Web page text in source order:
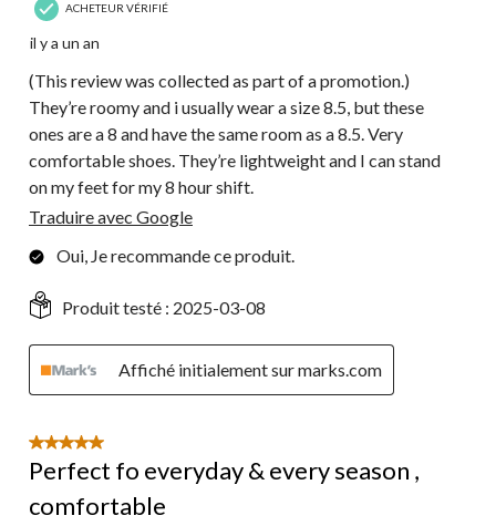
ACHETEUR VÉRIFIÉ
il y a un an
(This review was collected as part of a promotion.)
They’re roomy and i usually wear a size 8.5, but these
ones are a 8 and have the same room as a 8.5. Very
comfortable shoes. They’re lightweight and I can stand
on my feet for my 8 hour shift.
Traduire avec Google
Oui, Je recommande ce produit.
Produit testé : 2025-03-08
Affiché initialement sur marks.com
5 étoile(s) sur 5.
Perfect fo everyday & every season ,
comfortable